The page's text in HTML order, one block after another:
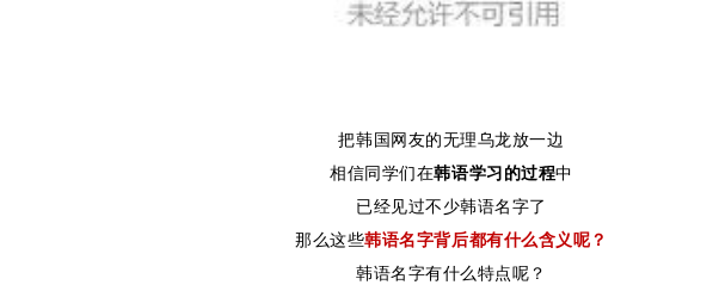
把韩国网友的无理乌龙放一边
相信同学们在韩语学习的过程中
已经见过不少韩语名字了
那么这些韩语名字背后都有什么含义呢？
韩语名字有什么特点呢？